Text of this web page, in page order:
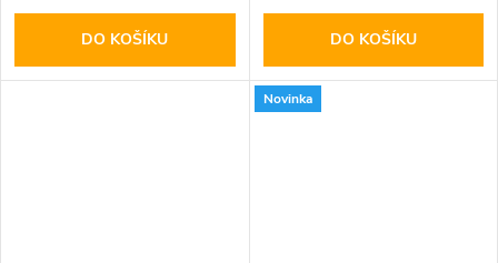
DO KOŠÍKU DO KOŠÍKU
Novinka